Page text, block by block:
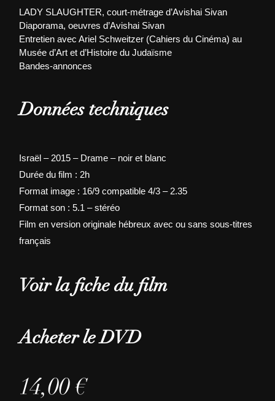
LADY SLAUGHTER, court-métrage d’Avishai Sivan
Diaporama, oeuvres d’Avishai Sivan
Entretien avec Ariel Schweitzer (Cahiers du Cinéma) au
Musée d’Art et d’Histoire du Judaïsme
Bandes-annonces
Données techniques
Israël – 2015 – Drame – noir et blanc
Durée du film : 2h
Format image : 16/9 compatible 4/3 – 2.35
Format son : 5.1 – stéréo
Film en version originale hébreux avec ou sans sous-titres
français
Voir la fiche du film
Acheter le DVD
14,00€